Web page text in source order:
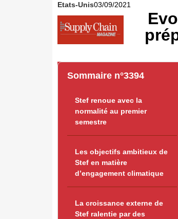
Sommaire n°3394
Stef renoue avec la
normalité au premier
semestre
Les objectifs ambitieux de
Stef en matière
d’engagement climatique
La croissance externe de
Stef ralentie par des
Etats-Unis03/09/2021